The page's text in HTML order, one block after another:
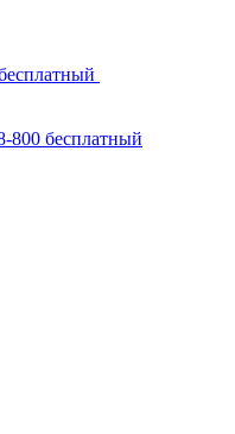
800 бесплатный